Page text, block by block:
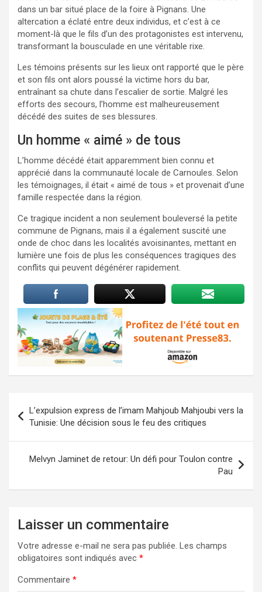
dans un bar situé place de la foire à Pignans. Une
altercation a éclaté entre deux individus, et c’est à ce
moment-là que le fils d’un des protagonistes est intervenu,
transformant la bousculade en une véritable rixe.
Les témoins présents sur les lieux ont rapporté que le père
et son fils ont alors poussé la victime hors du bar,
entraînant sa chute dans l’escalier de sortie. Malgré les
efforts des secours, l’homme est malheureusement
décédé des suites de ses blessures.
Un homme « aimé » de tous
L’homme décédé était apparemment bien connu et
apprécié dans la communauté locale de Carnoules. Selon
les témoignages, il était « aimé de tous » et provenait d’une
famille respectée dans la région.
Ce tragique incident a non seulement bouleversé la petite
commune de Pignans, mais il a également suscité une
onde de choc dans les localités avoisinantes, mettant en
lumière une fois de plus les conséquences tragiques des
conflits qui peuvent dégénérer rapidement.
de
l’article
L’expulsion express de l’imam Mahjoub Mahjoubi vers la
Tunisie: Une décision sous le feu des critiques
Melvyn Jaminet de retour: Un défi pour Toulon contre
Pau
Laisser un commentaire
Votre adresse e-mail ne sera pas publiée. Les champs
obligatoires sont indiqués avec *
Commentaire *